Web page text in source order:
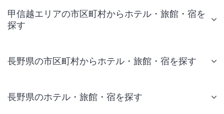
甲信越エリアの市区町村からホテル・旅館・宿を
探す
長野県の市区町村からホテル・旅館・宿を探す
長野県のホテル・旅館・宿を探す